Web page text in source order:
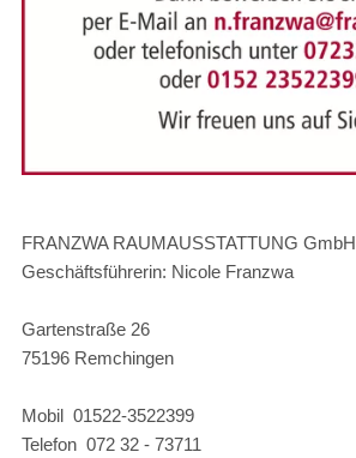
FRANZWA RAUMAUSSTATTUNG GmbH
Geschäftsführerin: Nicole Franzwa
Gartenstraße 26
75196 Remchingen
Mobil 01522-3522399
Telefon 072 32 - 73711